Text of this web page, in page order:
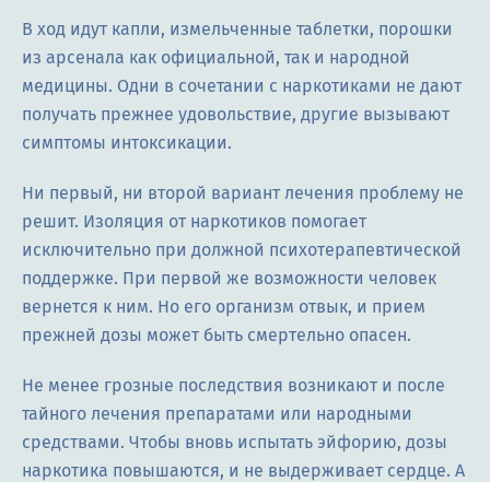
В ход идут капли, измельченные таблетки, порошки
из арсенала как официальной, так и народной
медицины. Одни в сочетании с наркотиками не дают
получать прежнее удовольствие, другие вызывают
симптомы интоксикации.
Ни первый, ни второй вариант лечения проблему не
решит. Изоляция от наркотиков помогает
исключительно при должной психотерапевтической
поддержке. При первой же возможности человек
вернется к ним. Но его организм отвык, и прием
прежней дозы может быть смертельно опасен.
Не менее грозные последствия возникают и после
тайного лечения препаратами или народными
средствами. Чтобы вновь испытать эйфорию, дозы
наркотика повышаются, и не выдерживает сердце. А